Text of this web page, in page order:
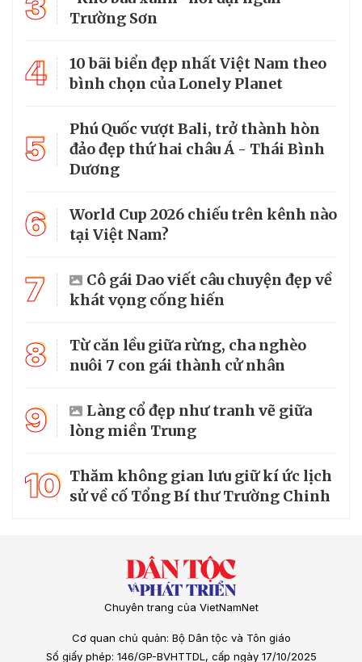
Trường Sơn
4
10 bãi biển đẹp nhất Việt Nam theo
bình chọn của Lonely Planet
5
Phú Quốc vượt Bali, trở thành hòn
đảo đẹp thứ hai châu Á - Thái Bình
Dương
6
World Cup 2026 chiếu trên kênh nào
tại Việt Nam?
7
Cô gái Dao viết câu chuyện đẹp về
khát vọng cống hiến
8
Từ căn lều giữa rừng, cha nghèo
nuôi 7 con gái thành cử nhân
9
Làng cổ đẹp như tranh vẽ giữa
lòng miền Trung
10 Thăm không gian lưu giữ kí ức lịch
sử về cố Tổng Bí thư Trường Chinh
Chuyên trang của VietNamNet
Cơ quan chủ quản: Bộ Dân tộc và Tôn giáo
Số giấy phép: 146/GP-BVHTTDL, cấp ngày 17/10/2025